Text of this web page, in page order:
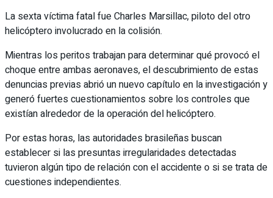
La sexta víctima fatal fue Charles Marsillac, piloto del otro
helicóptero involucrado en la colisión.
Mientras los peritos trabajan para determinar qué provocó el
choque entre ambas aeronaves, el descubrimiento de estas
denuncias previas abrió un nuevo capítulo en la investigación y
generó fuertes cuestionamientos sobre los controles que
existían alrededor de la operación del helicóptero.
Por estas horas, las autoridades brasileñas buscan
establecer si las presuntas irregularidades detectadas
tuvieron algún tipo de relación con el accidente o si se trata de
cuestiones independientes.